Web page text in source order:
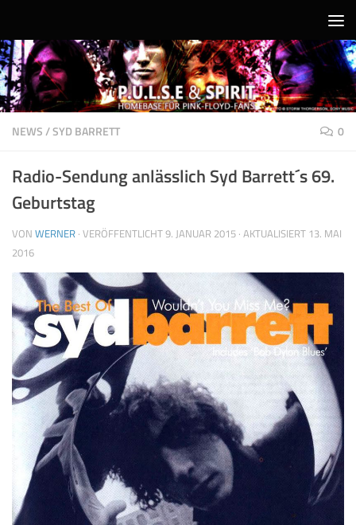
NEWS/SYD BARRETT 0
Radio-Sendung anlässlich Syd Barrett´s 69.
Geburtstag
VON WERNER · VERÖFFENTLICHT9. JANUAR 2015 · AKTUALISIERT 13. MAI
2016